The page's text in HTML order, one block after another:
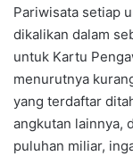
Pariwisata setiap
dikalikan dalam
untuk Kartu
menurutnya
yang terdaftar
angkutan lainnya,
puluhan miliar,